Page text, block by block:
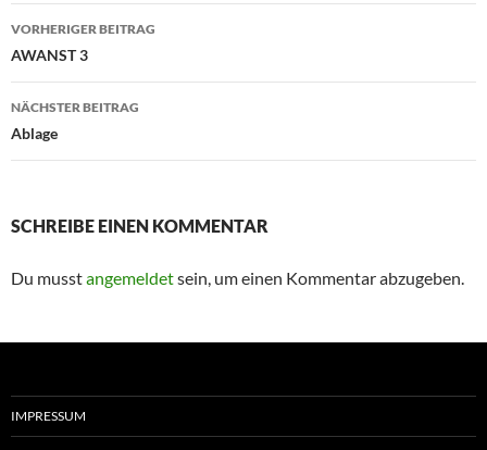
Beitragsnavigation
VORHERIGER BEITRAG
AWANST 3
NÄCHSTER BEITRAG
Ablage
SCHREIBE EINEN KOMMENTAR
Du musstangemeldetsein, um einen Kommentar abzugeben.
IMPRESSUM